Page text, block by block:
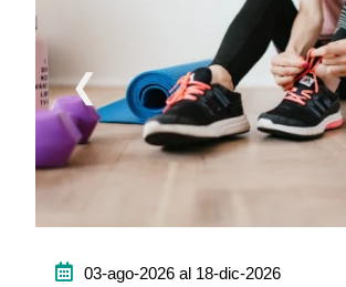
❮
03-ago-2026 al 18-dic-2026